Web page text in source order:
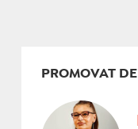
PROMOVAT DE